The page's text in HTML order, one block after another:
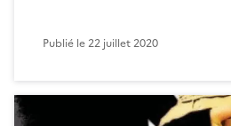
Publié le22 juillet 2020